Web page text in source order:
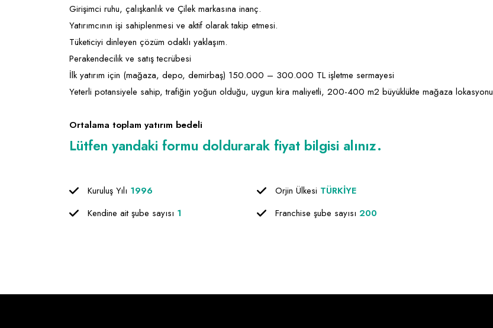
Girişimci ruhu, çalışkanlık ve Çilek markasına inanç.
Yatırımcının işi sahiplenmesi ve aktif olarak takip etmesi.
Tüketiciyi dinleyen çözüm odaklı yaklaşım.
Perakendecilik ve satış tecrübesi
İlk yatırım için (mağaza, depo, demirbaş) 150.000 – 300.000 TL işletme sermayesi
Yeterli potansiyele sahip, trafiğin yoğun olduğu, uygun kira maliyetli, 200-400 m2 büyüklükte mağaza lokasyonu
Ortalama toplam yatırım bedeli
Lütfen yandaki formu doldurarak fiyat bilgisi alınız.
Kuruluş Yılı 1996 Orjin Ülkesi TÜRKİYE
Kendine ait şube sayısı 1 Franchise şube sayısı 200